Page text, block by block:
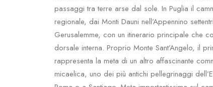
passaggi tra terre arse dal sole. In Puglia il
regionale, dai Monti Dauni nell’Appennino
Gerusalemme, con un itinerario principale che
dorsale interna. Proprio Monte Sant’Angelo, il
rappresenta la meta di un altro affascinante
micaelica, uno dei più antichi pellegrinaggi